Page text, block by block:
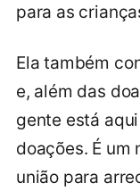
para as
Ela também
e, além das
gente está
doações. É um
união para